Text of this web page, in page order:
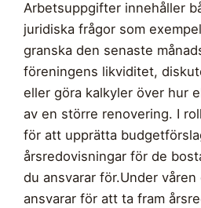
Arbetsuppgifter innehåller
juridiska frågor som
granska den senaste
föreningens likviditet,
eller göra kalkyler över hur
av en större renovering. I
för att upprätta
årsredovisningar för de
du ansvarar för.Under
ansvarar för att ta fram